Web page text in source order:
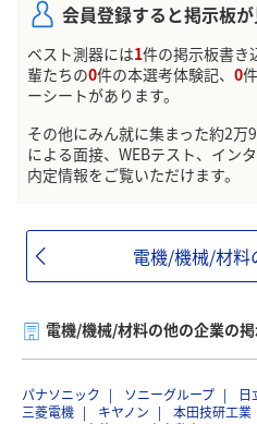
会員登録すると掲示板が
ベスト測器には1件の掲示板書き
輩たちの0件の本選考体験記、 0
ーシートがあります。
その他にみん就に集まった約2
による面接、WEBテスト、イン
内定情報をご覧いただけます。
電機/機械/材料
電機/機械/材料の他の企業の
パナソニック ソニーグループ 日
三菱電機
キヤノン 本田技研工業